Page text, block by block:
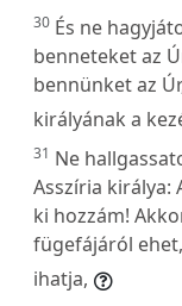
30 És ne
benneteket az
bennünket az
királyának a
31 Ne
Asszíria királya:
ki hozzám!
fügefájáról
ihatja,